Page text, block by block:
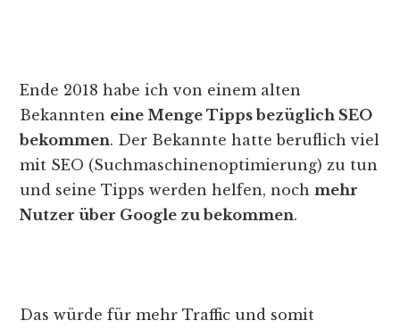
Ende 2018 habe ich von einem alten
Bekannten eine Menge Tipps bezüglich SEO
bekommen. Der Bekannte hatte beruflich viel
mit SEO (Suchmaschinenoptimierung) zu tun
und seine Tipps werden helfen, nochmehr
Nutzer über Google zu bekommen.
Das würde für mehr Traffic und somit